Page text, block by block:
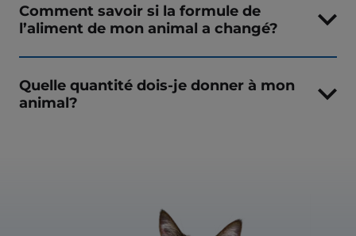
Comment savoir si la formule de
l’aliment de mon animal a changé?
Quelle quantité dois-je donner à mon
animal?